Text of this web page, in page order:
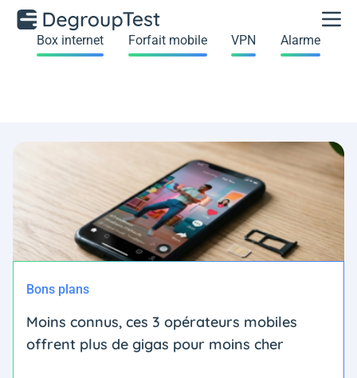
Box internet Forfait mobile VPN Alarme
Bons plans
Moins connus, ces 3 opérateurs mobiles
offrent plus de gigas pour moins cher